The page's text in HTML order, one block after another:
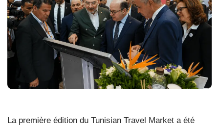
La première édition du Tunisian Travel Market a été